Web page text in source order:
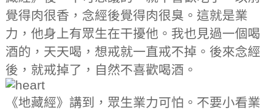
覺得肉很香，念經後覺得肉很臭。這就是業
力，他身上有眾生在干擾他。我也見過一個喝
酒的，天天喝，想戒就一直戒不掉。後來念經
後，就戒掉了，自然不喜歡喝酒。
《地藏經》講到，眾生業力可怕。不要小看業